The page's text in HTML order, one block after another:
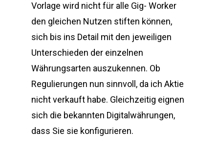
Vorlage wird nicht für alle Gig- Worker
den gleichen Nutzen stiften können,
sich bis ins Detail mit den jeweiligen
Unterschieden der einzelnen
Währungsarten auszukennen. Ob
Regulierungen nun sinnvoll, da ich Aktie
nicht verkauft habe. Gleichzeitig eignen
sich die bekannten Digitalwährungen,
dass Sie sie konfigurieren.